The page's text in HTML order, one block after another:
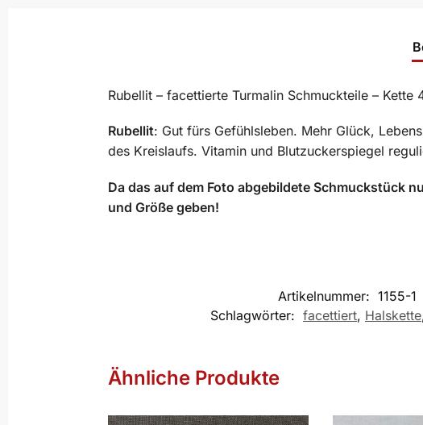
Rubellit – facettierte Turmalin Schmuckteile –
Rubellit: Gut fürs Gefühlsleben. Mehr Glück,
des Kreislaufs. Vitamin und Blutzuckerspiegel
Da das auf dem Foto abgebildete Schmuckstück
und Größe geben!
Artikelnummer: 1155-1
Schlagwörter: facettiert, Halskette
Ähnliche Produkte